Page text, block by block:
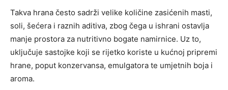
Takva hrana često sadrži velike količine zasićenih masti,
soli, šećera i raznih aditiva, zbog čega u ishrani ostavlja
manje prostora za nutritivno bogate namirnice. Uz to,
uključuje sastojke koji se rijetko koriste u kućnoj pripremi
hrane, poput konzervansa, emulgatora te umjetnih boja i
aroma.